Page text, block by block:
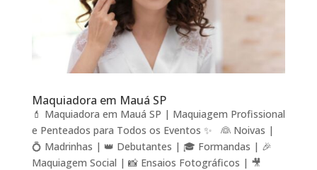
Maquiadora em Mauá SP
💄 Maquiadora em Mauá SP | Maquiagem Profissional
e Penteados para Todos os Eventos ✨ 👰 Noivas |
💍 Madrinhas | 👑 Debutantes | 🎓 Formandas | 🎉
Maquiagem Social | 📸 Ensaios Fotográficos | 🎥